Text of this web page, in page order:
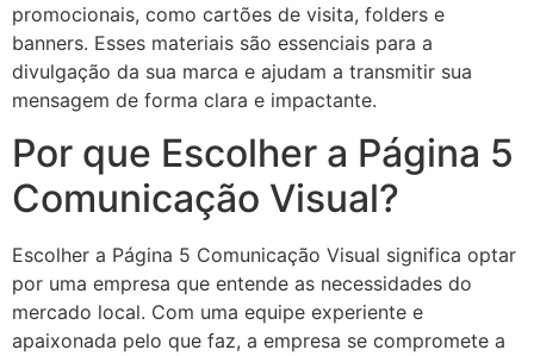
promocionais, como cartões de visita, folders e
banners. Esses materiais são essenciais para a
divulgação da sua marca e ajudam a transmitir sua
mensagem de forma clara e impactante.
Por que Escolher a Página 5
Comunicação Visual?
Escolher a Página 5 Comunicação Visual significa optar
por uma empresa que entende as necessidades do
mercado local. Com uma equipe experiente e
apaixonada pelo que faz, a empresa se compromete a